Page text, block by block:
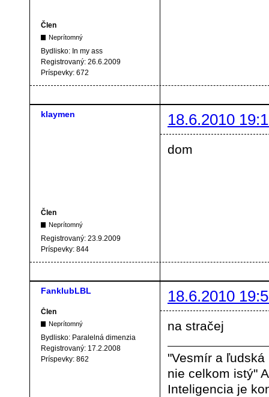
Člen
Neprítomný
Bydlisko: In my ass
Registrovaný: 26.6.2009
Príspevky: 672
klaymen 18.6.2010
Člen
Neprítomný
Registrovaný: 23.9.2009
Príspevky: 844
dom
FanklubLBL 18.6.2010
Člen
Neprítomný
Bydlisko: Paralelná dimenzia
Registrovaný: 17.2.2008
Príspevky: 862
na stračej
"Vesmír a
nie celkom istý"
Inteligencia je